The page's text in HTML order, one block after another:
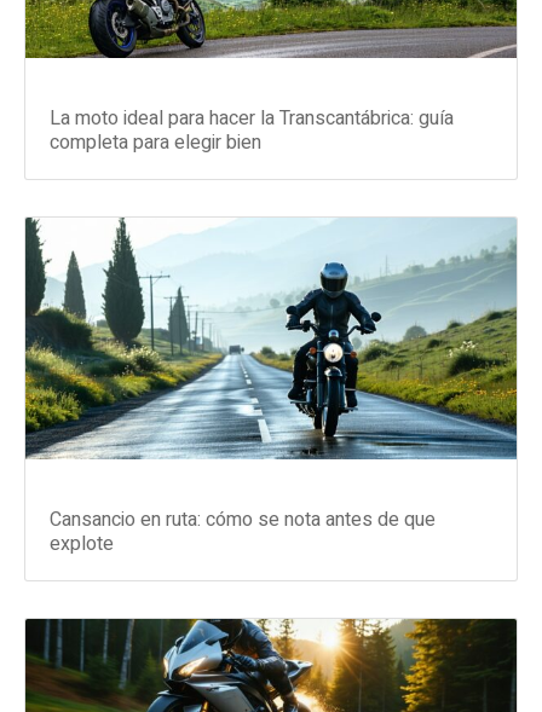
La moto ideal para hacer la Transcantábrica: guía
completa para elegir bien
Cansancio en ruta: cómo se nota antes de que
explote